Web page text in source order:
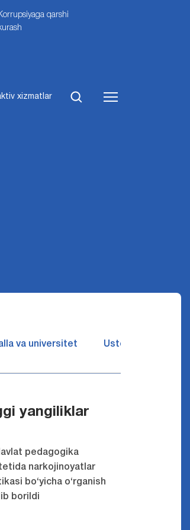
qarshi
xizmatlar
va universitet Ustozlar suhbatin
yangiliklar
pedagogika
narkojinoyatlar
bo‘yicha o‘rganish
borildi